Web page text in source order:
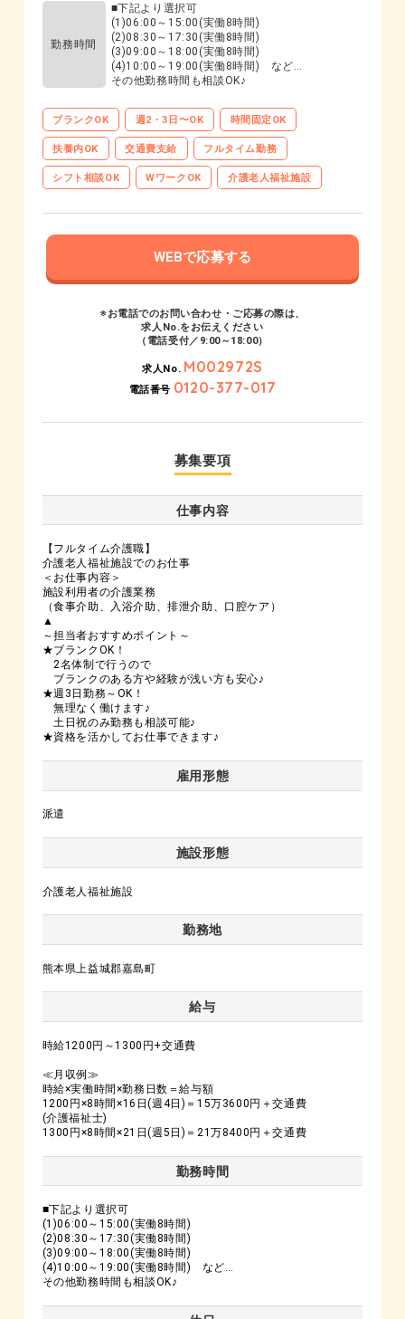
勤務時間
■下記より選択可
(1)06:00～15:00(実働8時間)
(2)08:30～17:30(実働8時間)
(3)09:00～18:00(実働8時間)
(4)10:00～19:00(実働8時間) など…
その他勤務時間も相談OK♪
ブランクOK 週2・3日〜OK 時間固定OK
扶養内OK 交通費支給 フルタイム勤務
シフト相談OK WワークOK 介護老人福祉施設
WEBで応募する
※お電話でのお問い合わせ・ご応募の際は、
求人No.をお伝えください
（電話受付／9:00～18:00）
求人No. M002972S
電話番号 0120-377-017
募集要項
仕事内容
【フルタイム介護職】
介護老人福祉施設でのお仕事
＜お仕事内容＞
施設利用者の介護業務
（食事介助、入浴介助、排泄介助、口腔ケア）
▲
～担当者おすすめポイント～
★ブランクOK！
2名体制で行うので
ブランクのある方や経験が浅い方も安心♪
★週3日勤務～OK！
無理なく働けます♪
土日祝のみ勤務も相談可能♪
★資格を活かしてお仕事できます♪
雇用形態
派遣
施設形態
介護老人福祉施設
勤務地
熊本県上益城郡嘉島町
給与
時給1200円～1300円+交通費
≪月収例≫
時給×実働時間×勤務日数＝給与額
1200円×8時間×16日(週4日)＝15万3600円＋交通費
(介護福祉士)
1300円×8時間×21日(週5日)＝21万8400円＋交通費
勤務時間
■下記より選択可
(1)06:00～15:00(実働8時間)
(2)08:30～17:30(実働8時間)
(3)09:00～18:00(実働8時間)
(4)10:00～19:00(実働8時間) など…
その他勤務時間も相談OK♪